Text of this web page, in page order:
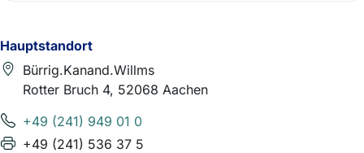
Hauptstandort
Bürrig.Kanand.Willms
Rotter Bruch 4, 52068 Aachen
+49 (241) 949 01 0
+49 (241) 536 37 5